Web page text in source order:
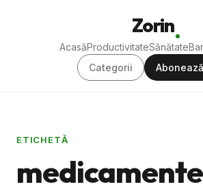
Zorin
AcasăProductivitateSănătate
Categorii
ETICHETĂ
medicamente